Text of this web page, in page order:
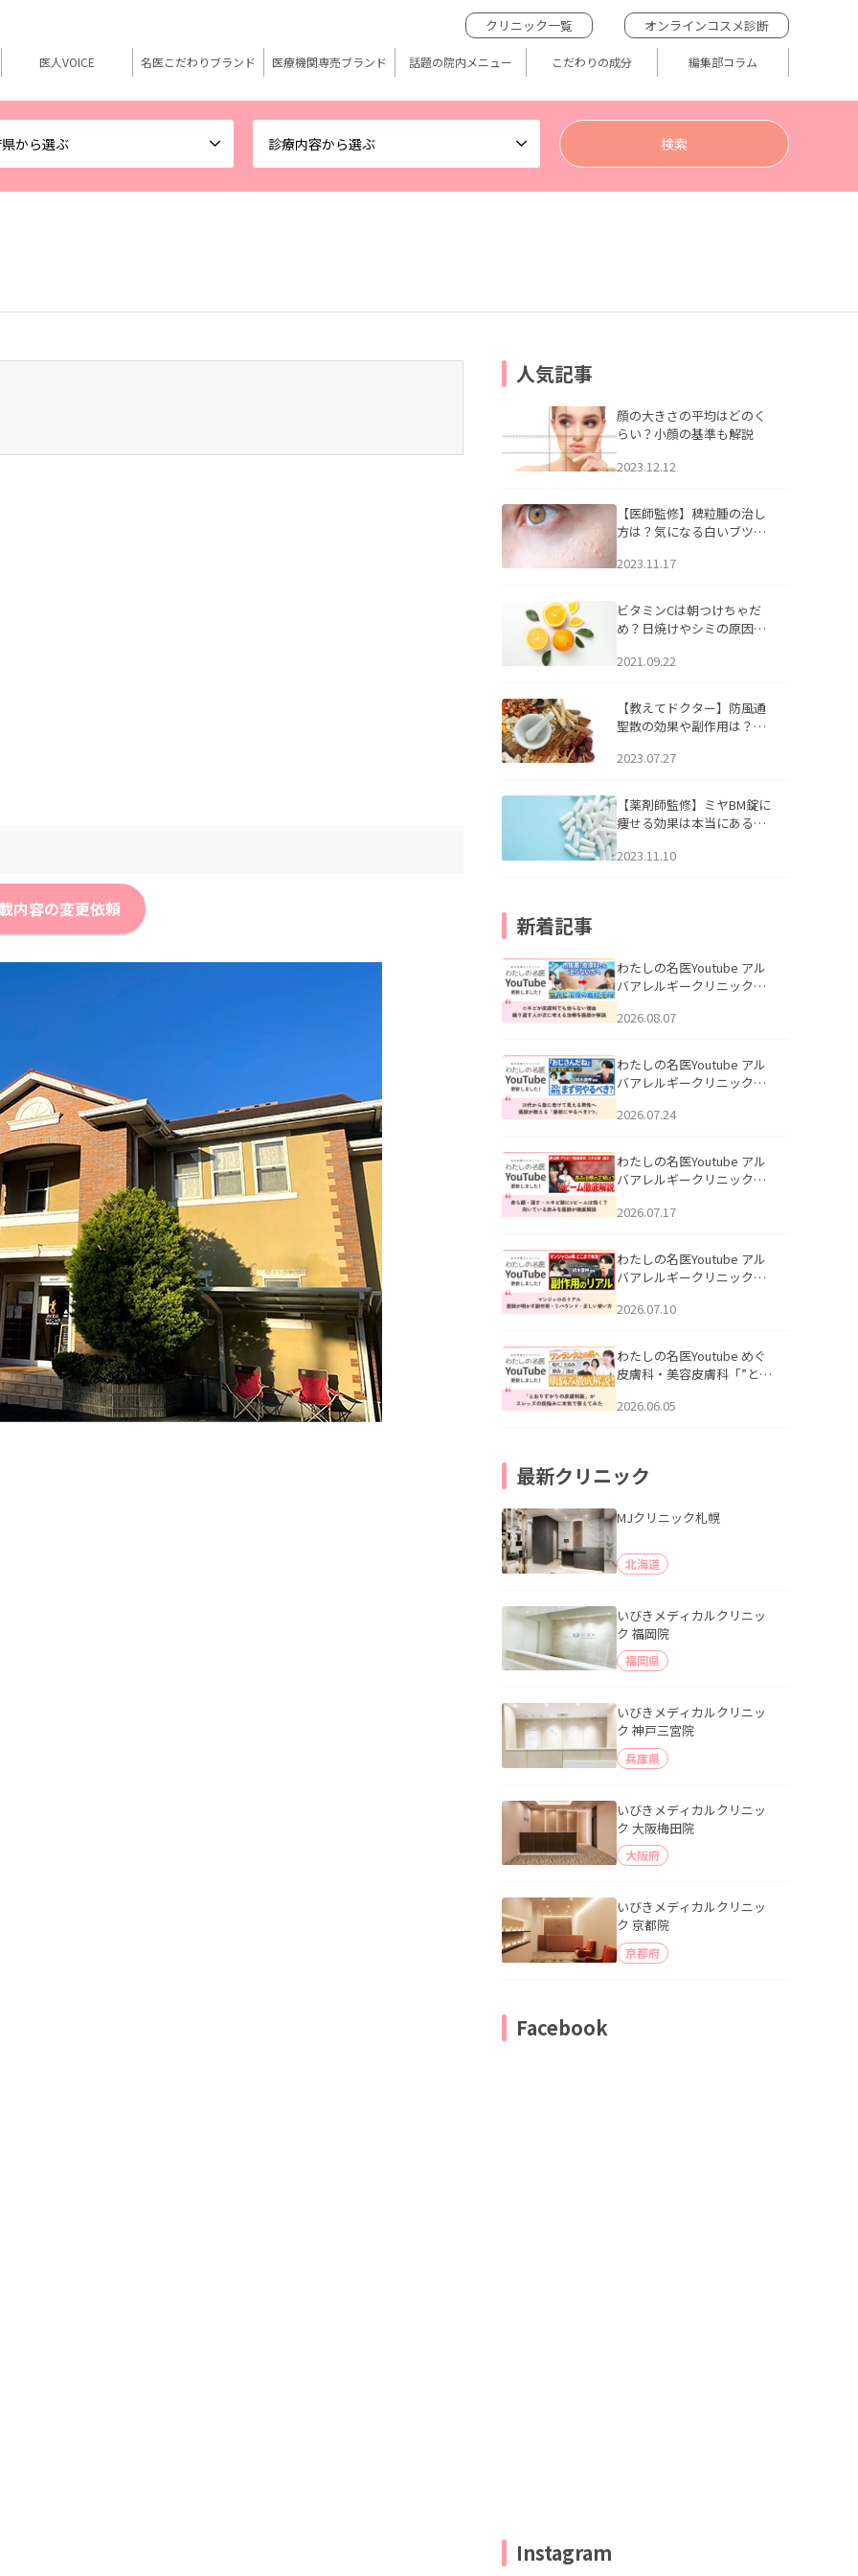
から選ぶ 診療内容から選ぶ
クリニック一覧 オンラインコスメ診断
医人VOICE 名医こだわりブランド 医療機関専売ブランド 話題の院内メニュー こだわりの成分 編集部コラム
内容の変更依頼
人気記事
顔の大きさの平均はどのく
らい？小顔の基準も解説
2023.12.12
【医師監修】稗粒腫の治し
方は？気になる白いブツブ
アについて
2023.11.17
ビタミンCは朝つけちゃだ
め？日焼けやシミの原因に
2021.09.22
【教えてドクター】防風通
聖散の効果や副作用は？長
2023.07.27
【薬剤師監修】ミヤBM錠に
痩せる効果は本当にある
2023.11.10
新着記事
わたしの名医Youtube アル
バアレルギークリニック札
らない理由｜繰り返す人が
説」を公開いたしました。
2026.08.07
わたしの名医Youtube アル
バアレルギークリニック札
える男性へ｜医師が教える
公開いたしました。
2026.07.24
わたしの名医Youtube アル
バアレルギークリニック札
跡にVビームは効く？向いて
説」を公開いたしました。
2026.07.17
わたしの名医Youtube アル
バアレルギークリニック札
医師が明かす副作用・リバ
公開いたしました。
2026.07.10
わたしの名医Youtube めぐ
皮膚科・美容皮膚科「”とお
ッズの肌悩みに本気で答え
2026.06.05
最新クリニック
MJクリニック札幌
北海道
いびきメディカルクリニッ
ク 福岡院
福岡県
いびきメディカルクリニッ
ク 神戸三宮院
兵庫県
いびきメディカルクリニッ
ク 大阪梅田院
大阪府
いびきメディカルクリニッ
ク 京都院
京都府
Facebook
Instagram